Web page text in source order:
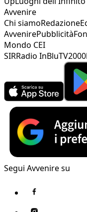
Avvenire
Chi siamoRedazione
AvvenirePubblicità
Mondo CEI
SIRRadio InBluTV2000
Segui Avvenire su